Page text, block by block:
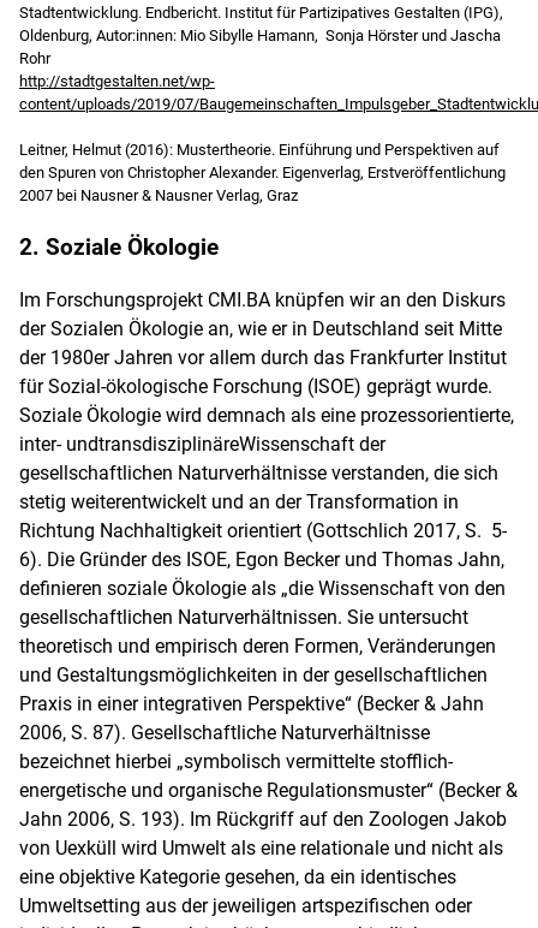
Stadtentwicklung. Endbericht. Institut für Partizipatives Gestalten (IPG),
Oldenburg, Autor:innen: Mio Sibylle Hamann, Sonja Hörster und Jascha
Rohr
http://stadtgestalten.net/wp-
content/uploads/2019/07/
Leitner, Helmut (2016): Mustertheorie. Einführung und Perspektiven auf
den Spuren von Christopher Alexander. Eigenverlag, Erstveröffentlichung
2007 bei Nausner & Nausner Verlag, Graz
2. Soziale Ökologie
Im Forschungsprojekt CMI.BA knüpfen wir an den Diskurs
der Sozialen Ökologie an, wie er in Deutschland seit Mitte
der 1980er Jahren vor allem durch das Frankfurter Institut
für Sozial-ökologische Forschung (ISOE) geprägt wurde.
Soziale Ökologie wird demnach als eine prozessorientierte,
inter- undtransdisziplinäreWissenschaft der
gesellschaftlichen Naturverhältnisse verstanden, die sich
stetig weiterentwickelt und an der Transformation in
Richtung Nachhaltigkeit orientiert (Gottschlich 2017, S. 5-
6). Die Gründer des ISOE, Egon Becker und Thomas Jahn,
definieren soziale Ökologie als „die Wissenschaft von den
gesellschaftlichen Naturverhältnissen. Sie untersucht
theoretisch und empirisch deren Formen, Veränderungen
und Gestaltungsmöglichkeiten in der gesellschaftlichen
Praxis in einer integrativen Perspektive“ (Becker & Jahn
2006, S. 87). Gesellschaftliche Naturverhältnisse
bezeichnet hierbei „symbolisch vermittelte stofflich-
energetische und organische Regulationsmuster“ (Becker &
Jahn 2006, S. 193). Im Rückgriff auf den Zoologen Jakob
von Uexküll wird Umwelt als eine relationale und nicht als
eine objektive Kategorie gesehen, da ein identisches
Umweltsetting aus der jeweiligen artspezifischen oder